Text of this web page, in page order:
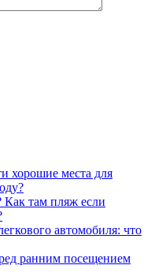
хорошие места для
там пляж если
автомобиля: что
ранним посещением